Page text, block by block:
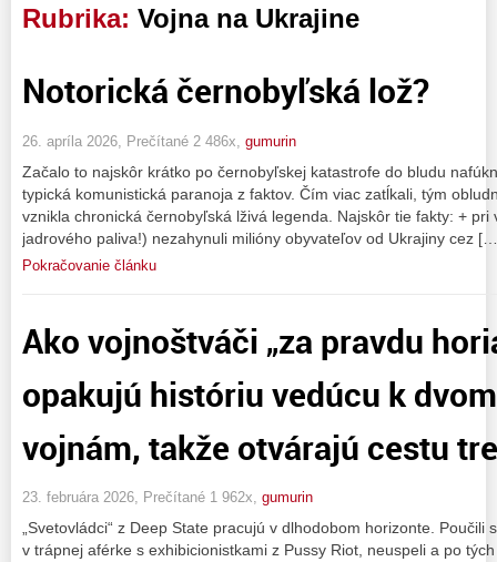
Rubrika: Vojna na Ukrajine
Notorická černobyľská lož?
26. apríla 2026, Prečítané 2 486x, gumurin
Začalo to najskôr krátko po černobyľskej katastrofe do bludu
typická komunistická paranoja z faktov. Čím viac zatĺkali, tým
vznikla chronická černobyľská lživá legenda. Najskôr tie fakty: +
jadrového paliva!) nezahynuli milióny obyvateľov od Ukrajiny cez
Pokračovanie článku
Ako vojnoštváči „za pravdu
opakujú históriu vedúcu k
vojnám, takže otvárajú cestu
23. februára 2026, Prečítané 1 962x, gumurin
„Svetovládci“ z Deep State pracujú v dlhodobom horizonte.
v trápnej aférke s exhibicionistkami z Pussy Riot, neuspeli a po